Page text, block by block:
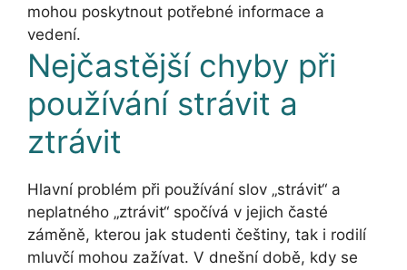
mohou poskytnout potřebné informace a
vedení.
Nejčastější chyby při
používání strávit a
ztrávit
Hlavní problém při používání slov „strávit“ a
neplatného „ztrávit“ spočívá v jejich časté
záměně, kterou jak studenti češtiny, tak i rodilí
mluvčí mohou zažívat. V dnešní době, kdy se